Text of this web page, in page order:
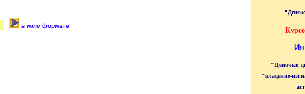
в wmv формате
"Цепочки
"владение-